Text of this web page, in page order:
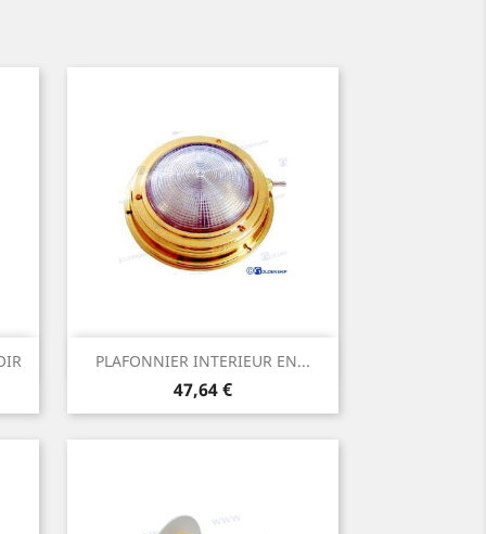
PLAFONNIER INTERIEUR EN...
Prix
47,64 €
Aperçu rapide